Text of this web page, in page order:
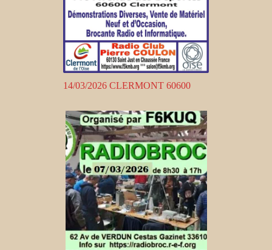
14/03/2026 CLERMONT 60600